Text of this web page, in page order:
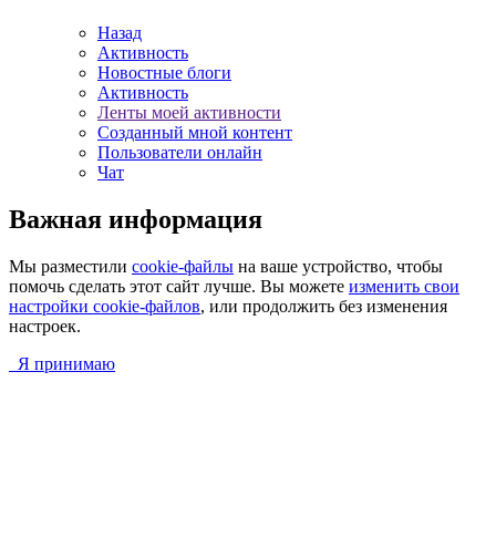
Назад
Активность
Новостные блоги
Активность
Ленты моей активности
Созданный мной контент
Пользователи онлайн
Чат
Важная информация
Мы разместили cookie-файлы на ваше устройство, чтобы
помочь сделать этот сайт лучше. Вы можете изменить свои
настройки cookie-файлов, или продолжить без изменения
настроек.
Я принимаю